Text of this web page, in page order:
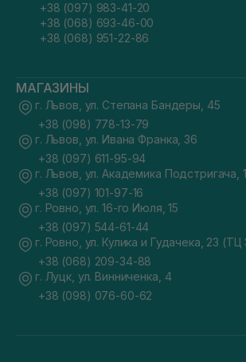
+38 (097) 983-41-20
+38 (068) 693-46-00
+38 (068) 951-22-86
МАГАЗИНЫ
г. Львов, ул. Степана Бандеры, 45
+38 (098) 778-13-79
г. Львов, ул. Ивана Франка, 36
+38 (097) 611-95-94
г. Львов, ул. Академика Подстригача,
+38 (097) 101-97-16
г. Ровно, ул. 16-го Июля, 15
+38 (097) 544-61-44
г. Ровно, ул. Кулика и Гудачека, 23
+38 (068) 209-34-88
г. Луцк, ул. Винниченка, 4
+38 (098) 076-60-62